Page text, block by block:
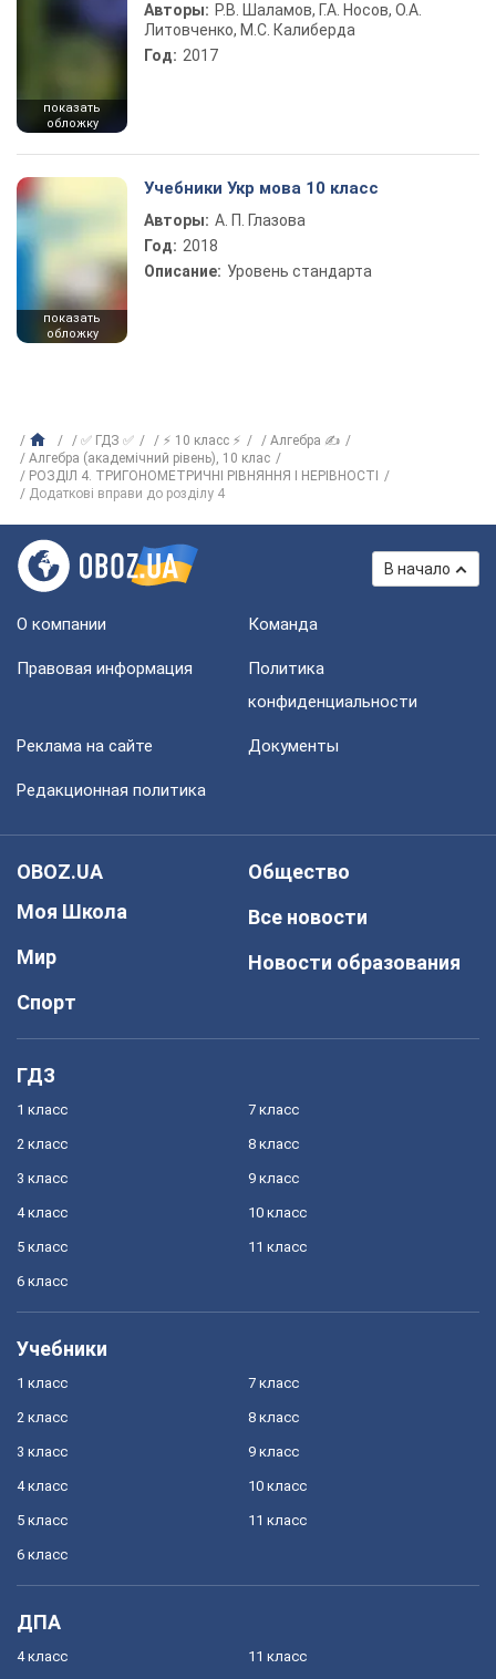
показать
обложку
Авторы: Р.В. Шаламов, Г.А. Носов, О.А.
Литовченко, М.С. Калиберда
Год: 2017
показать
обложку
Учебники Укр мова 10 класс
Авторы: А. П. Глазова
Год: 2018
Описание: Уровень стандарта
✅ ГДЗ ✅ ⚡ 10 класс ⚡
Алгебра ✍
Алгебра (академічний рівень), 10 клас
РОЗДІЛ 4. ТРИГОНОМЕТРИЧНІ РІВНЯННЯ І НЕРІВНОСТІ
Додаткові вправи до розділу 4
В начало
О компании Команда
Правовая информация
Политика
конфиденциальности
Реклама на сайте Документы
Редакционная политика
OBOZ.UA
Моя Школа
Мир
Спорт
Общество
Все новости
Новости образования
ГДЗ
1 класс
2 класс
3 класс
4 класс
5 класс
6 класс
7 класс
8 класс
9 класс
10 класс
11 класс
Учебники
1 класс
2 класс
3 класс
4 класс
5 класс
6 класс
7 класс
8 класс
9 класс
10 класс
11 класс
ДПА
4 класс 11 класс